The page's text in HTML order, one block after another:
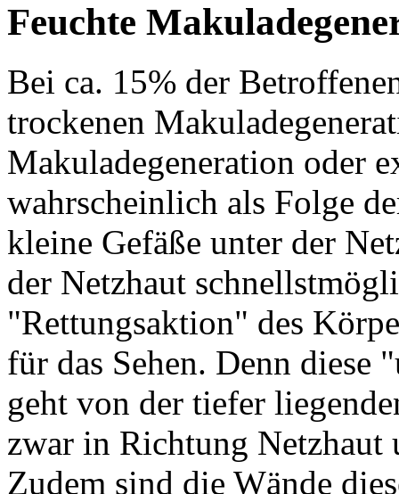
Feuchte
Bei ca. 15% der
trockenen
Makuladegeneration oder
wahrscheinlich als Folge
kleine Gefäße unter der
der Netzhaut
"Rettungsaktion" des
für das Sehen. Denn diese
geht von der tiefer
zwar in Richtung Netzhaut
Zudem sind die Wände